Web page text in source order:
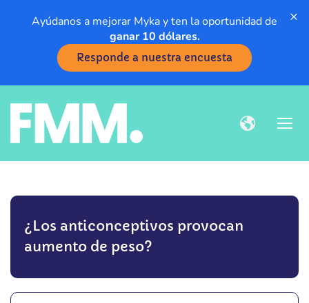
Ayúdanos a mejorar Myka y ten la oportunidad de
ganar 10 dólares.
Responde a nuestra encuesta
×
¿Los anticonceptivos provocan
aumento de peso?